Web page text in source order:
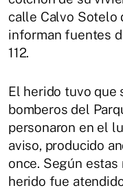
calle Calvo Sotelo
informan fuentes
112.
El herido tuvo que
bomberos del
personaron en el
aviso, producido
once. Según
herido fue